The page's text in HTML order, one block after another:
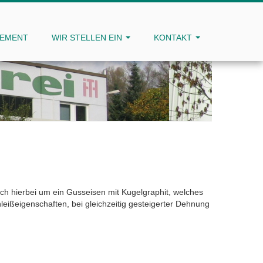
WIR STELLEN EIN KONTAKT
hierbei um ein Gusseisen mit Kugelgraphit, welches
bei gleichzeitig gesteigerter Dehnung